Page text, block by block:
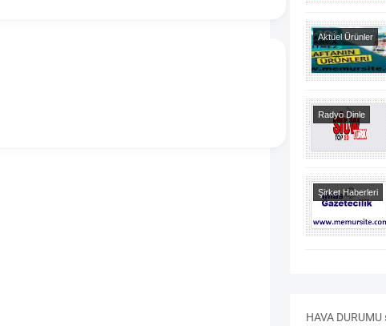
Aktüel Ürünler
Radyo Dinle
Şirket Haberleri
HAVA DURUMU